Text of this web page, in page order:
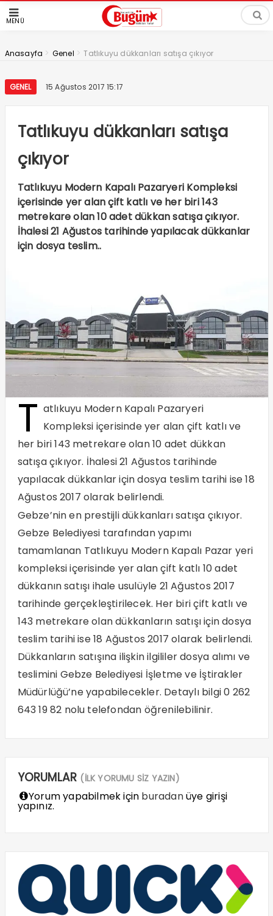
MENÜ
Anasayfa > Genel >Tatlıkuyu dükkanları satışa çıkıyor
GENEL 15 Ağustos 2017 15:17
Tatlıkuyu dükkanları satışa
çıkıyor
Tatlıkuyu Modern Kapalı Pazaryeri Kompleksi
içerisinde yer alan çift katlı ve her biri 143
metrekare olan 10 adet dükkan satışa çıkıyor.
İhalesi 21 Ağustos tarihinde yapılacak dükkanlar
için dosya teslim..
T atlıkuyu Modern Kapalı Pazaryeri
Kompleksi içerisinde yer alan çift katlı ve
her biri 143 metrekare olan 10 adet dükkan
satışa çıkıyor. İhalesi 21 Ağustos tarihinde
yapılacak dükkanlar için dosya teslim tarihi ise 18
Ağustos 2017 olarak belirlendi.
Gebze’nin en prestijli dükkanları satışa çıkıyor.
Gebze Belediyesi tarafından yapımı
tamamlanan Tatlıkuyu Modern Kapalı Pazar yeri
kompleksi içerisinde yer alan çift katlı 10 adet
dükkanın satışı ihale usulüyle 21 Ağustos 2017
tarihinde gerçekleştirilecek. Her biri çift katlı ve
143 metrekare olan dükkanların satışı için dosya
teslim tarihi ise 18 Ağustos 2017 olarak belirlendi.
Dükkanların satışına ilişkin ilgililer dosya alımı ve
teslimini Gebze Belediyesi İşletme ve İştirakler
Müdürlüğü’ne yapabilecekler. Detaylı bilgi 0 262
643 19 82 nolu telefondan öğrenilebilinir.
YORUMLAR (İLK YORUMU SİZ YAZIN)
Yorum yapabilmek için buradanüye girişi
yapınız.